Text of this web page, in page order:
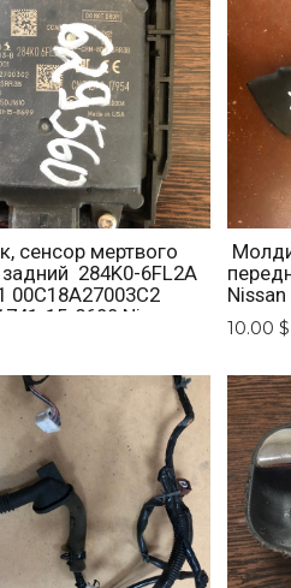
сенсор мертвого
284K0-6FL2A
00C18A27003C2
15-8699 Nissan x-
10.00 $